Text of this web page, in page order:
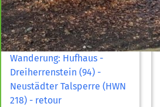
Wanderung: Hufhaus -
Dreiherrenstein (94) -
Neustädter Talsperre (HWN
218) - retour